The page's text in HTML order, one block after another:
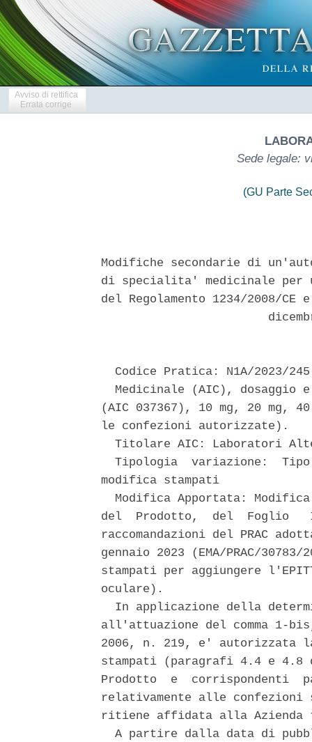
Avviso di rettifica
Errata corrige
Sede legale:
(GU Parte
Modifiche secondarie di
di specialita' medicinale per
del Regolamento 1234/2008/
Codice Pratica: N1A/2023/
Medicinale (AIC), dosaggio
(AIC 037367), 10 mg, 20 mg,
le confezioni autorizzate).
Titolare AIC: Laboratori
Tipologia  variazione:
modifica stampati
Modifica Apportata:
del  Prodotto,  del  Foglio
raccomandazioni del PRAC
gennaio 2023 (EMA/PRAC/
stampati per aggiungere
oculare).
In applicazione della
all'attuazione del comma 1-
2006, n. 219, e' autorizzata
stampati (paragrafi 4.4 e 4.8
Prodotto  e
relativamente alle
ritiene affidata alla
A partire dalla data di